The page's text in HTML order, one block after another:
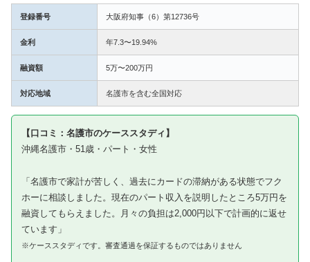
登録番号 大阪府知事（6）第12736号
金利 年7.3〜19.94%
融資額 5万〜200万円
対応地域 名護市を含む全国対応
【口コミ：名護市のケーススタディ】
沖縄名護市・51歳・パート・女性
「名護市で家計が苦しく、過去にカードの滞納がある状態でフク
ホーに相談しました。現在のパート収入を説明したところ5万円を
融資してもらえました。月々の負担は2,000円以下で計画的に返せ
ています」
※ケーススタディです。審査通過を保証するものではありません